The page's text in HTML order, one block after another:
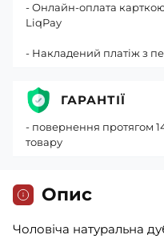
Опис
Чоловіча натуральна
- Онлайн-оплата
LiqPay
- Накладений платіж з
ГАРАНТІЇ
- повернення протягом
товару